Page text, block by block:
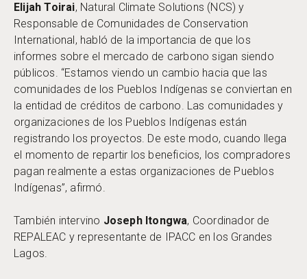
Elijah Toirai, Natural Climate Solutions (NCS) y
Responsable de Comunidades de Conservation
International, habló de la importancia de que los
informes sobre el mercado de carbono sigan siendo
públicos. “Estamos viendo un cambio hacia que las
comunidades de los Pueblos Indígenas se conviertan en
la entidad de créditos de carbono. Las comunidades y
organizaciones de los Pueblos Indígenas están
registrando los proyectos. De este modo, cuando llega
el momento de repartir los beneficios, los compradores
pagan realmente a estas organizaciones de Pueblos
Indígenas”, afirmó.
También intervino Joseph Itongwa, Coordinador de
REPALEAC y representante de IPACC en los Grandes
Lagos.